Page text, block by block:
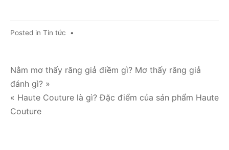
Posted in Tin tức •
Điều
hướng
bài
Nằm mơ thấy răng giả điềm gì? Mơ thấy răng giả
đánh gì? »
« Haute Couture là gì? Đặc điểm của sản phẩm Haute
Couture